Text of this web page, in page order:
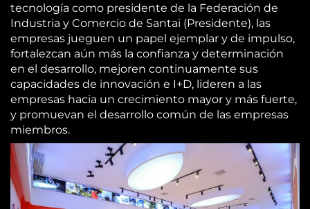
tecnología como presidente de la Federación de
Industria y Comercio de Santai (Presidente), las
empresas jueguen un papel ejemplar y de impulso,
fortalezcan aún más la confianza y determinación
en el desarrollo, mejoren continuamente sus
capacidades de innovación e I+D, lideren a las
empresas hacia un crecimiento mayor y más fuerte,
y promuevan el desarrollo común de las empresas
miembros.